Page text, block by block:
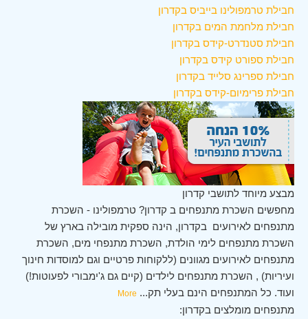
חבילת טרמפולינו בייביס בקדרון
חבילת מלחמת המים בקדרון
חבילת סטנדרט-קידס בקדרון
חבילת ספורט קידס בקדרון
חבילת ספרינג סלייד בקדרון
חבילת פרימיום-קידס בקדרון
מבצע מיוחד לתושבי קדרון
מחפשים השכרת מתנפחים ב קדרון? טרמפולינו - השכרת
מתנפחים לאירועים בקדרון, הינה ספקית מובילה בארץ של
השכרת מתנפחים לימי הולדת, השכרת מתנפחי מים, השכרת
מתנפחים לאירועים מגוונים (ללקוחות פרטיים וגם למוסדות חינוך
ועיריות) , השכרת מתנפחים לילדים (קיים גם ג'ימבורי לפעוטות!)
ועוד. כל המתנפחים הינם בעלי תק...
More
מתנפחים מומלצים בקדרון: